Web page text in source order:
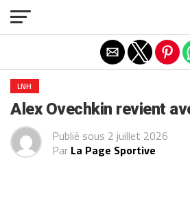
LNH
Alex Ovechkin revient
Publié sous 2 juillet 2026
Par La Page Sportive